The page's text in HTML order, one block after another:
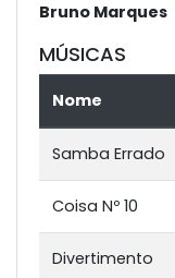
Bruno Marques
MÚSICAS
Nome
Samba Errado
Coisa Nº 10
Divertimento